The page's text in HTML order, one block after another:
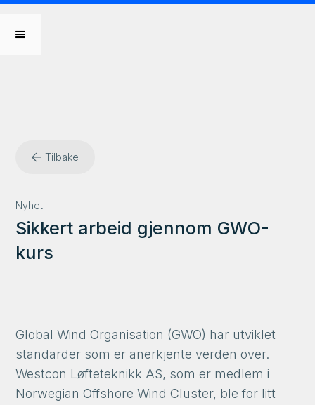
Tilbake
Nyhet
Sikkert arbeid gjennom GWO-
kurs
Global Wind Organisation (GWO) har utviklet
standarder som er anerkjente verden over.
Westcon Løfteteknikk AS, som er medlem i
Norwegian Offshore Wind Cluster, ble for litt